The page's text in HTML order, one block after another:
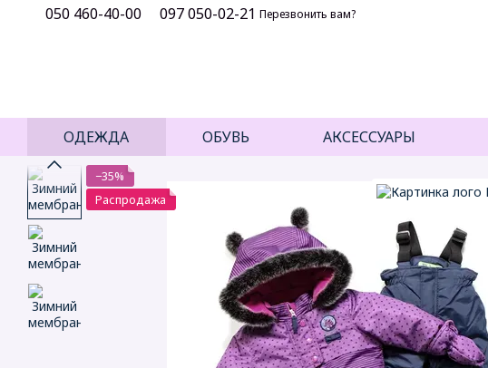
Перейти к основному контенту
050 460-40-00 097 050-02-21 Перезвонить вам?
ОДЕЖДА ОБУВЬ АКСЕССУАРЫ
−35%
Распродажа